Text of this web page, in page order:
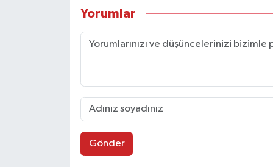
Yorumlar
Gönder